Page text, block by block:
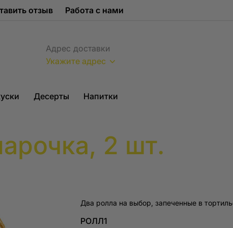
отзыв Работа с нами
Адрес доставки
Укажите адрес
Десерты Напитки
2 шт.
РОЛЛ1